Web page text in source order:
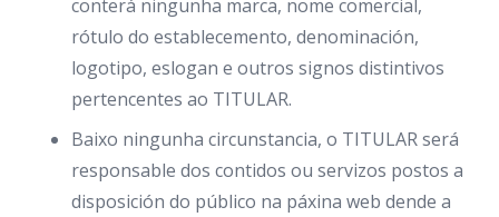
conterá ningunha marca, nome comercial,
rótulo do establecemento, denominación,
logotipo, eslogan e outros signos distintivos
pertencentes ao TITULAR.
Baixo ningunha circunstancia, o TITULAR será
responsable dos contidos ou servizos postos a
disposición do público na páxina web dende a